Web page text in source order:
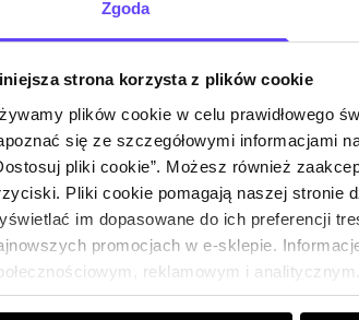
Zgoda
strona korzysta z plików cookie
plików cookie w celu prawidłowego
się ze szczegółowymi informacjami
pliki cookie”. Możesz również
Pliki cookie pomagają naszej stronie
im dopasowane do ich preferencji
promocjach w e-sklepie.
reklamowym i
Ciebie lub uzyskanymi podczas korzystania
damska z
79(Z24)
cena z 30 dni
do koszyka
119,90
179,90 zł
przed